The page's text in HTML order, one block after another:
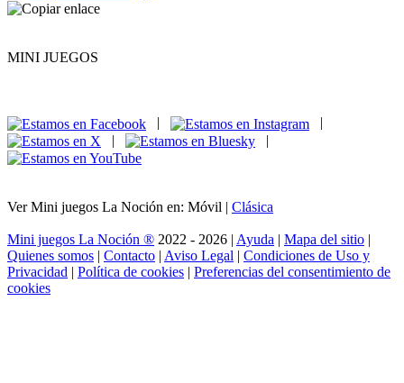
MINI JUEGOS
|
|
|
|
Ver Mini juegos La Noción en: Móvil | Clásica
Mini juegos La Noción ® 2022 - 2026 | Ayuda | Mapa del sitio |
Quienes somos | Contacto | Aviso Legal | Condiciones de Uso y
Privacidad | Política de cookies | Preferencias del consentimiento de
cookies